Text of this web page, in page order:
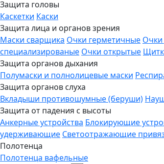
Защита головы
Каскетки Каски
Защита лица и органов зрения
Маски сварщика Очки герметичные Очки
специализированые Очки открытые
Защита органов дыхания
Полумаски и полнолицевые маски
Защита органов слуха
Вкладыши противошумные (беруши)
Защита от падения с высоты
Анкерные устройства Блокирующие
удерживающие Светоотражающие
Полотенца
Полотенца вафельные